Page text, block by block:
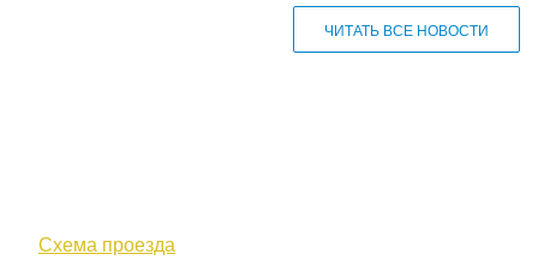
ЧИТАТЬ ВСЕ НОВОСТИ
Схема проезда